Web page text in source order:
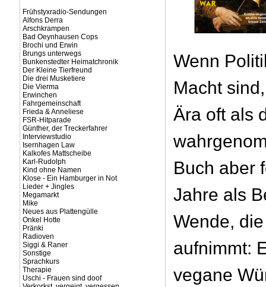
Frühstyxradio-Sendungen
Alfons Derra
Arschkrampen
Bad Oeynhausen Cops
Brochi und Erwin
Brungs unterwegs
Bunkenstedter Heimatchronik
Der Kleine Tierfreund
Die drei Musketiere
Die Vierma
Erwinchen
Fahrgemeinschaft
Frieda & Anneliese
FSR-Hitparade
Günther, der Treckerfahrer
Interviewstudio
Isernhagen Law
Kalkofes Mattscheibe
Karl-Rudolph
Kind ohne Namen
Klose - Ein Hamburger in Not
Lieder + Jingles
Megamarkt
Mike
Neues aus Plattengülle
Onkel Hotte
Pränki
Radioven
Siggi & Raner
Sonstige
Sprachkurs
Therapie
Uschi - Frauen sind doof
Wenn
Macht
Ära oft als
Buch aber
Jahre als
Wende,
aufnimmt:
vegane